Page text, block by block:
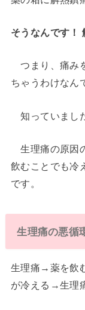
そうなんです！
つまり、痛み
ちゃうわけなん
知っていまし
生理痛の原因
飲むことでも冷
です。
生理痛の悪循
生理痛→薬を飲
が冷える→生理